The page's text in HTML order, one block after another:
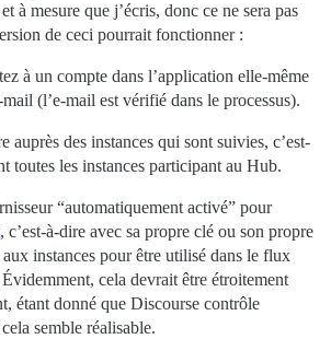
à mesure que j’écris, donc ce ne sera pas
de ceci pourrait fonctionner :
à un compte dans l’application elle-même
(l’e-mail est vérifié dans le processus).
auprès des instances qui sont suivies, c’est-
toutes les instances participant au Hub.
“automatiquement activé” pour
, c’est-à-dire avec sa propre clé ou son propre
instances pour être utilisé dans le flux
cela devrait être étroitement
étant donné que Discourse contrôle
semble réalisable.